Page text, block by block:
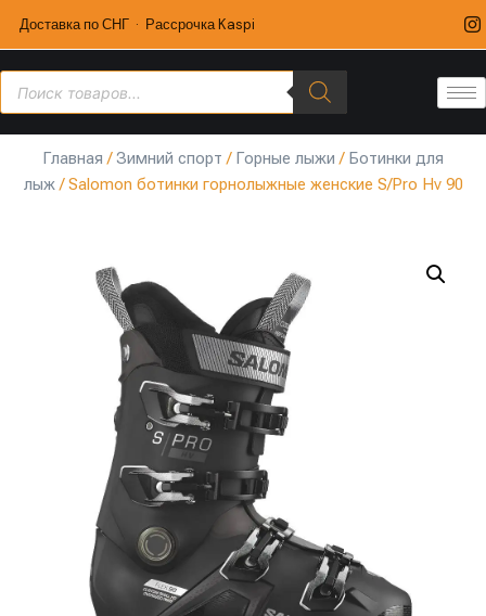
Доставка по СНГ · Рассрочка Kaspi
Главная /Зимний спорт / Горные лыжи / Ботинки для
лыж/ Salomon ботинки горнолыжные женские S/Pro Hv 90